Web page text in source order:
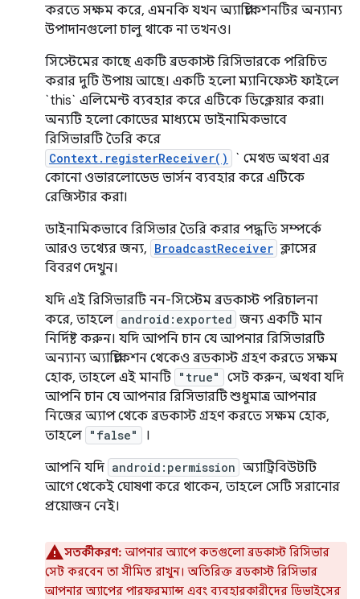
করতে সক্ষম করে, এমনকি যখন অ্যাপ্লিকেশনটির অন্যান্য
উপাদানগুলো চালু থাকে না তখনও।
সিস্টেমের কাছে একটি ব্রডকাস্ট রিসিভারকে পরিচিত
করার দুটি উপায় আছে। একটি হলো ম্যানিফেস্ট ফাইলে
`this` এলিমেন্ট ব্যবহার করে এটিকে ডিক্লেয়ার করা।
অন্যটি হলো কোডের মাধ্যমে ডাইনামিকভাবে
রিসিভারটি তৈরি করে
Context.registerReceiver()
` মেথড অথবা এর
কোনো ওভারলোডেড ভার্সন ব্যবহার করে এটিকে
রেজিস্টার করা।
ডাইনামিকভাবে রিসিভার তৈরি করার পদ্ধতি সম্পর্কে
আরও তথ্যের জন্য, BroadcastReceiver ক্লাসের
বিবরণ দেখুন।
যদি এই রিসিভারটি নন-সিস্টেম ব্রডকাস্ট পরিচালনা
করে, তাহলে android:exported জন্য একটি মান
নির্দিষ্ট করুন। যদি আপনি চান যে আপনার রিসিভারটি
অন্যান্য অ্যাপ্লিকেশন থেকেও ব্রডকাস্ট গ্রহণ করতে সক্ষম
হোক, তাহলে এই মানটি "true"
সেট করুন, অথবা যদি
আপনি চান যে আপনার রিসিভারটি শুধুমাত্র আপনার
নিজের অ্যাপ থেকে ব্রডকাস্ট গ্রহণ করতে সক্ষম হোক,
তাহলে "false"
।
আপনি যদি android:permission অ্যাট্রিবিউটটি
আগে থেকেই ঘোষণা করে থাকেন, তাহলে সেটি সরানোর
প্রয়োজন নেই।
সতর্কীকরণ: আপনার অ্যাপে কতগুলো ব্রডকাস্ট রিসিভার
সেট করবেন তা সীমিত রাখুন। অতিরিক্ত ব্রডকাস্ট রিসিভার
আপনার অ্যাপের পারফরম্যান্স এবং ব্যবহারকারীদের ডিভাইসের